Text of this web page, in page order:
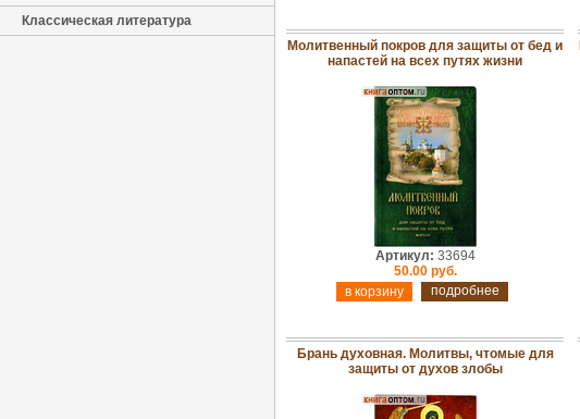
Классическая литература
Молитвенный покров для защиты от бед и
напастей на всех путях жизни
Артикул: 33694
50.00 руб.
подробнее
Брань духовная. Молитвы, чтомые для
защиты от духов злобы